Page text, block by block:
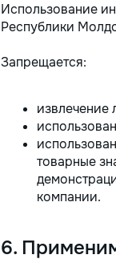
Использование
Республики
Запрещается:
извлечение
товарные
компании.
6.